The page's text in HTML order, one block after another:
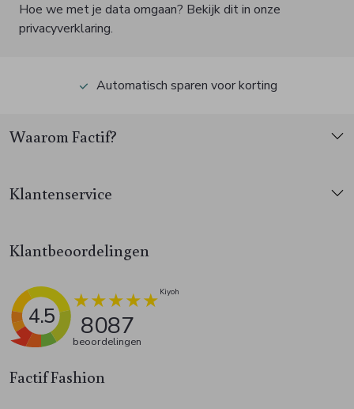
Hoe we met je data omgaan? Bekijk dit in onze
privacyverklaring.
Automatisch sparen voor korting
Factif Fashion
Waarom Factif?
Klantenservice
Klantbeoordelingen
4.5 8087
beoordelingen